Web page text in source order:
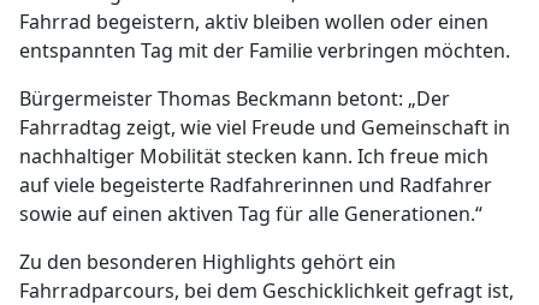
Fahrrad begeistern, aktiv bleiben wollen oder einen
entspannten Tag mit der Familie verbringen möchten.
Bürgermeister Thomas Beckmann betont: „Der
Fahrradtag zeigt, wie viel Freude und Gemeinschaft in
nachhaltiger Mobilität stecken kann. Ich freue mich
auf viele begeisterte Radfahrerinnen und Radfahrer
sowie auf einen aktiven Tag für alle Generationen.“
Zu den besonderen Highlights gehört ein
Fahrradparcours, bei dem Geschicklichkeit gefragt ist,